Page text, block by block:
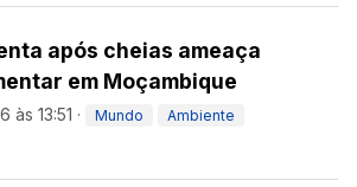
após cheias ameaça
em Moçambique
às 13:51 · Mundo Ambiente